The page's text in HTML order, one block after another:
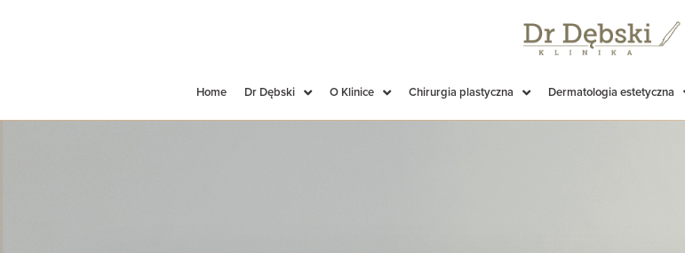
Home Dr Dębski O Klinice Chirurgia plastyczna Dermatologia estetyczna